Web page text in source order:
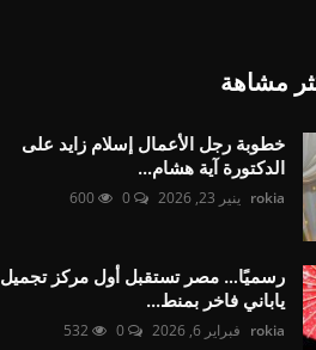
مشاهة
خطوبة رجل الأعمال إسلام زايد على
الدكتورة آية هشام...
rokia ينير 23, 2026 0
600
رسميًا… مصر تستقبل أول مركز تجميل
ياباني فاخر بمنط...
rokia فبراير 6, 2026 0